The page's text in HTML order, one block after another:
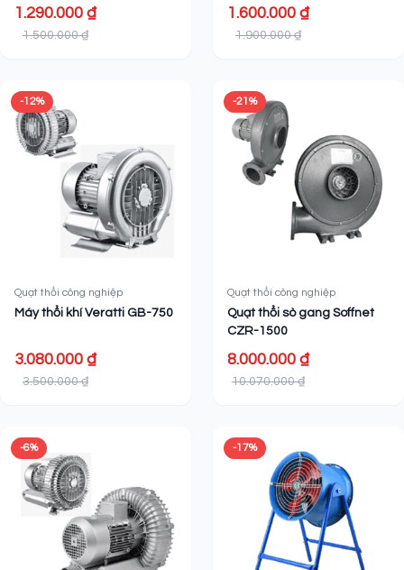
1.290.000 ₫
1.500.000 ₫
1.600.000 ₫
1.900.000 ₫
-12%
Quạt thổi công nghiệp
Máy thổi khí Veratti GB-750
3.080.000 ₫
3.500.000 ₫
-21%
Quạt thổi công nghiệp
Quạt thổi sò gang Soffnet
CZR-1500
8.000.000 ₫
10.070.000 ₫
-6% -17%